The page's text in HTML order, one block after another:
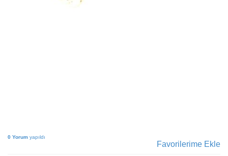
0 Yorum yapıldı
Favorilerime Ekle